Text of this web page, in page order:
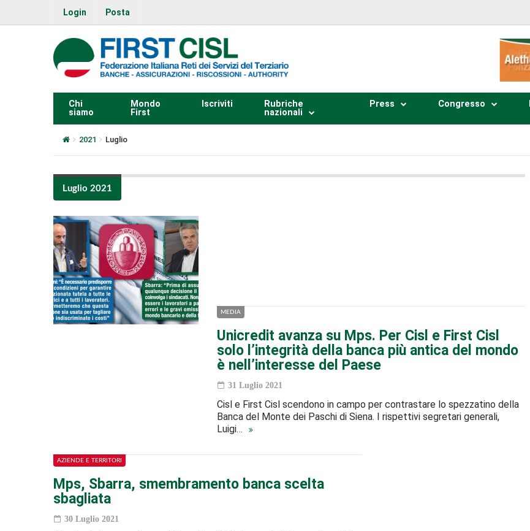
Login Posta
Chi
siamo
Mondo
First
Iscriviti
Rubriche
nazionali
Press Congresso
2021 Luglio
Luglio 2021
MEDIA
Unicredit avanza su Mps. Per Cisl e First Cisl
solo l’integrità della banca più antica del mondo
è nell’interesse del Paese
31 Luglio 2021
Cisl e First Cisl scendono in campo per contrastare lo spezzatino della
Banca del Monte dei Paschi di Siena. I rispettivi segretari generali,
Luigi…
AZIENDE E TERRITORI
Mps, Sbarra, smembramento banca scelta
sbagliata
30 Luglio 2021